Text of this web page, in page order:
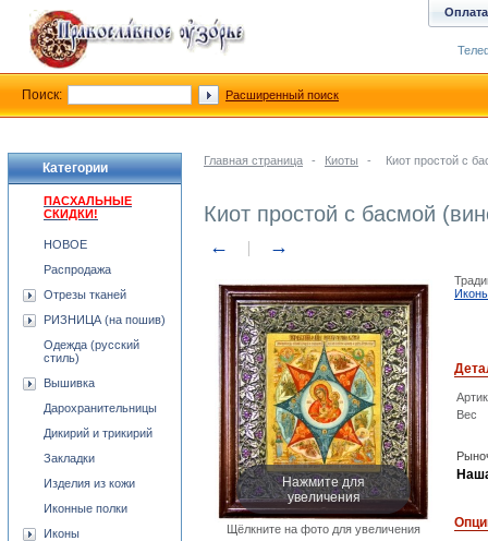
Главная страница - Киоты - Киот простой с
Киот простой с басмой
← →
Нажмите для
увеличения
Щёлкните на фото для увеличения
Вес
Категории
ПАСХАЛЬНЫЕ
СКИДКИ!
НОВОЕ
Распродажа
Отрезы тканей
РИЗНИЦА (на пошив)
Одежда (русский
стиль)
Вышивка
Дарохранительницы
Дикирий и трикирий
Закладки
Изделия из кожи
Иконные полки
Иконы
Оплата
Поиск: Расширенный поиск